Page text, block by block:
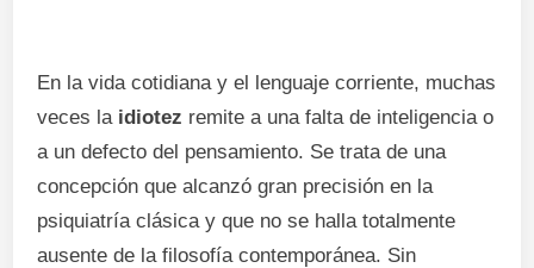
En la vida cotidiana y el lenguaje corriente, muchas
veces la idiotez remite a una falta de inteligencia o
a un defecto del pensamiento. Se trata de una
concepción que alcanzó gran precisión en la
psiquiatría clásica y que no se halla totalmente
ausente de la filosofía contemporánea. Sin